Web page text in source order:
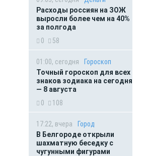
Расходы россиян на ЗОЖ
выросли более чем на 40%
за полгода
0
58
01:00, сегодня
Гороскоп
Точный гороскоп для всех
знаков зодиака на сегодня
— 8 августа
0
108
17:22, вчера
Город
В Белгороде открыли
шахматную беседку с
чугунными фигурами